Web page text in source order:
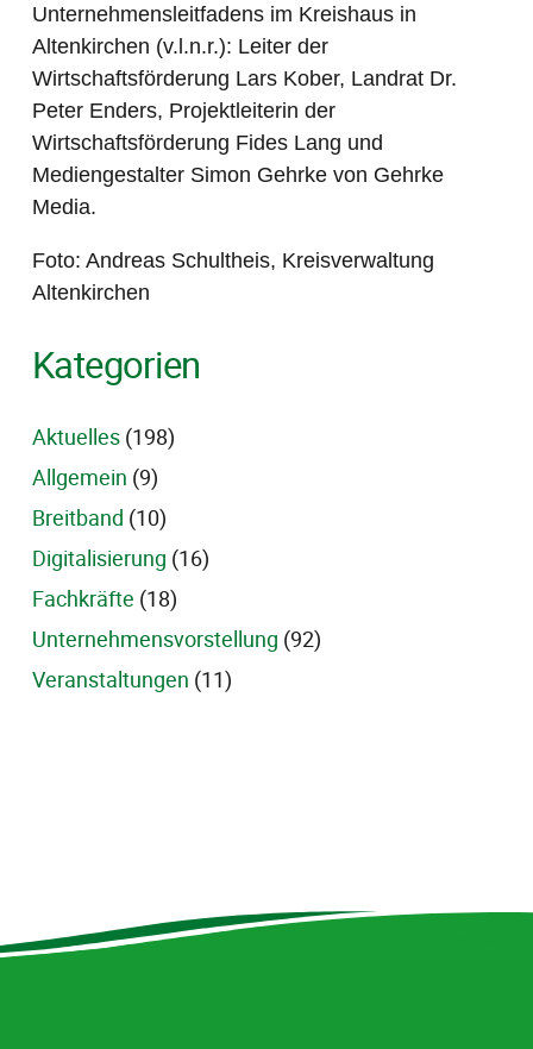
Unternehmensleitfadens im Kreishaus in
Altenkirchen (v.l.n.r.): Leiter der
Wirtschaftsförderung Lars Kober, Landrat Dr.
Peter Enders, Projektleiterin der
Wirtschaftsförderung Fides Lang und
Mediengestalter Simon Gehrke von Gehrke
Media.
Foto: Andreas Schultheis, Kreisverwaltung
Altenkirchen
Kategorien
Aktuelles (198)
Allgemein (9)
Breitband (10)
Digitalisierung (16)
Fachkräfte (18)
Unternehmensvorstellung (92)
Veranstaltungen (11)